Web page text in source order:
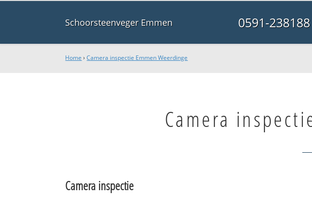
Schoorsteenveger Emmen 0591-238188
Home ›Camera inspectie Emmen Weerdinge
Camera
Camera inspectie